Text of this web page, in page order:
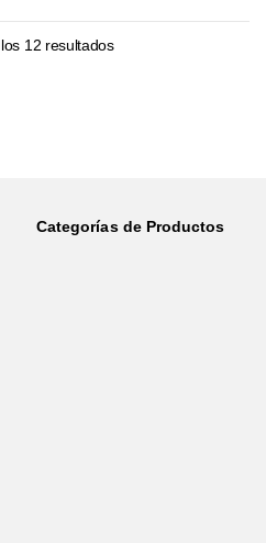
12 resultados
Categorías de Productos